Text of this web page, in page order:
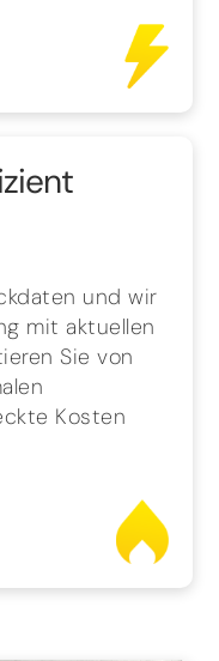
und wir
mit aktuellen
Sie von
Kosten